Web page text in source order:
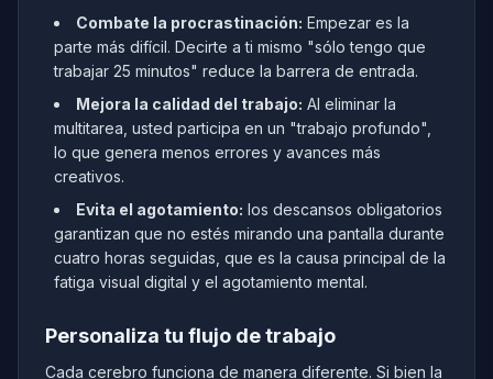
Combate la procrastinación: Empezar es la
parte más difícil. Decirte a ti mismo "sólo tengo que
trabajar 25 minutos" reduce la barrera de entrada.
Mejora la calidad del trabajo: Al eliminar la
multitarea, usted participa en un "trabajo profundo",
lo que genera menos errores y avances más
creativos.
Evita el agotamiento: los descansos obligatorios
garantizan que no estés mirando una pantalla durante
cuatro horas seguidas, que es la causa principal de la
fatiga visual digital y el agotamiento mental.
Personaliza tu flujo de trabajo
Cada cerebro funciona de manera diferente. Si bien la